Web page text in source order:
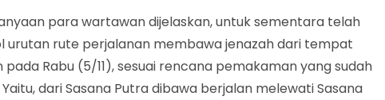
para wartawan dijelaskan, untuk sementara telah
urutan rute perjalanan membawa jenazah dari tempat
Rabu (5/11), sesuai rencana pemakaman yang sudah
dari Sasana Putra dibawa berjalan melewati Sasana